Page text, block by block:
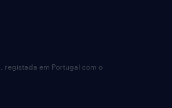
registada em Portugal com o